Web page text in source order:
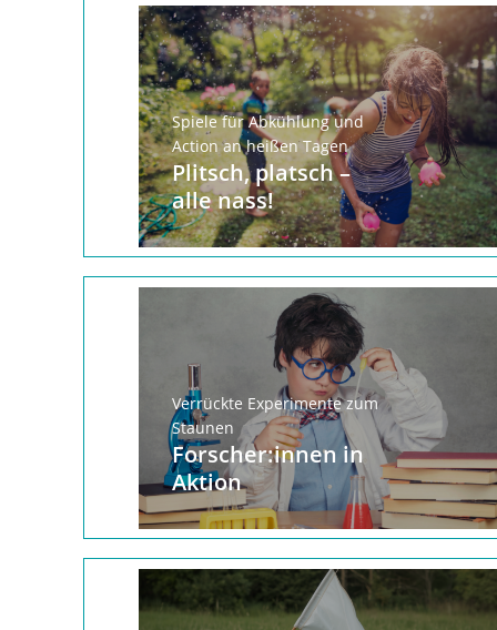
Spiele für Abkühlung und
Action an heißen Tagen
Plitsch, platsch –
alle nass!
Verrückte Experimente zum
Staunen
Forscher:innen in
Aktion